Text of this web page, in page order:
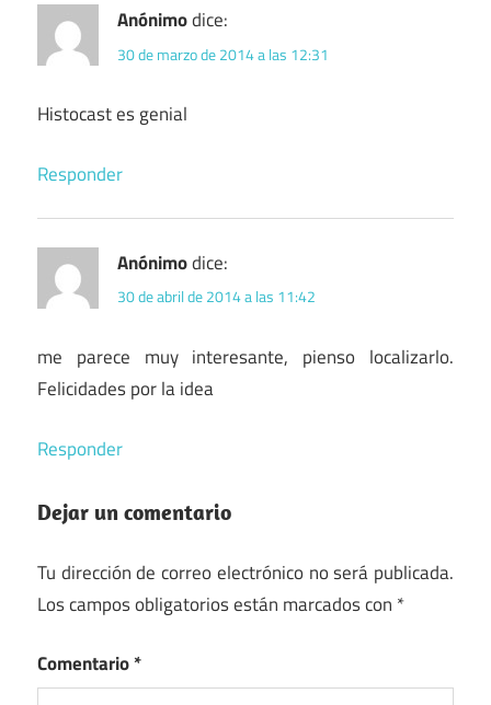
Anónimodice:
30 de marzo de 2014 a las 12:31
Histocast es genial
Responder
Anónimodice:
30 de abril de 2014 a las 11:42
me parece muy interesante, pienso localizarlo.
Felicidades por la idea
Responder
Dejar un comentario
Tu dirección de correo electrónico no será publicada.
Los campos obligatorios están marcados con *
Comentario*